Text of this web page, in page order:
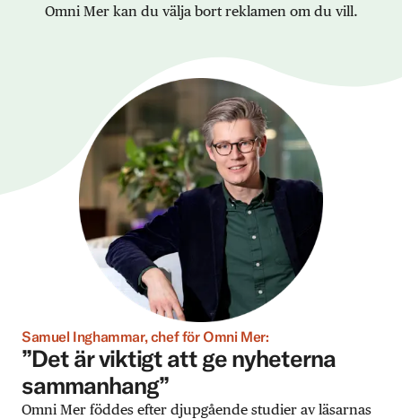
Omni Mer kan du välja bort reklamen om du vill.
Samuel Inghammar, chef för Omni Mer:
”Det är viktigt att ge nyheterna
sammanhang”
Omni Mer föddes efter djupgående studier av läsarnas